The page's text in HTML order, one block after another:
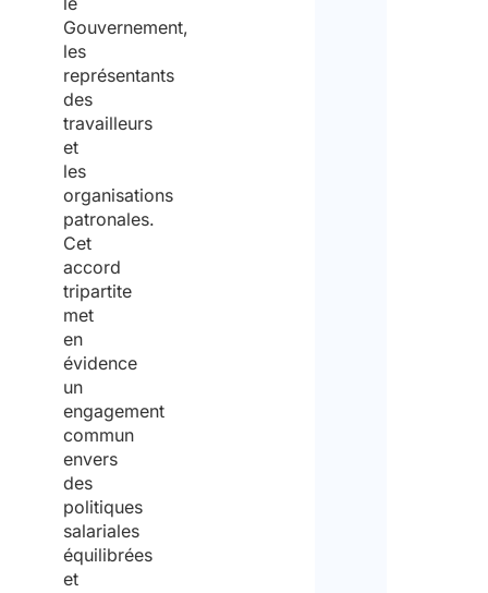
Gouvernement,
les
représentants
des
travailleurs
et
les
organisations
patronales.
Cet
accord
tripartite
met
en
évidence
un
engagement
commun
envers
des
politiques
salariales
équilibrées
et